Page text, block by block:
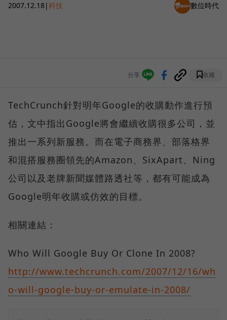
2007.12.18|科技 數位時代
分享 收藏
TechCrunch針對明年Google的收購動作進行預
估，文中指出Google將會繼續收購很多公司，並
推出一系列新服務。而在電子商務界、部落格界
和混搭服務圈領先的Amazon、SixApart、Ning
公司以及老牌新聞媒體路透社等，都有可能成為
Google明年收購或仿效的目標。
相關連結：
Who Will Google Buy Or Clone In 2008?
http://www.techcrunch.com/2007/12/16/wh
o-will-google-buy-or-emulate-in-2008/